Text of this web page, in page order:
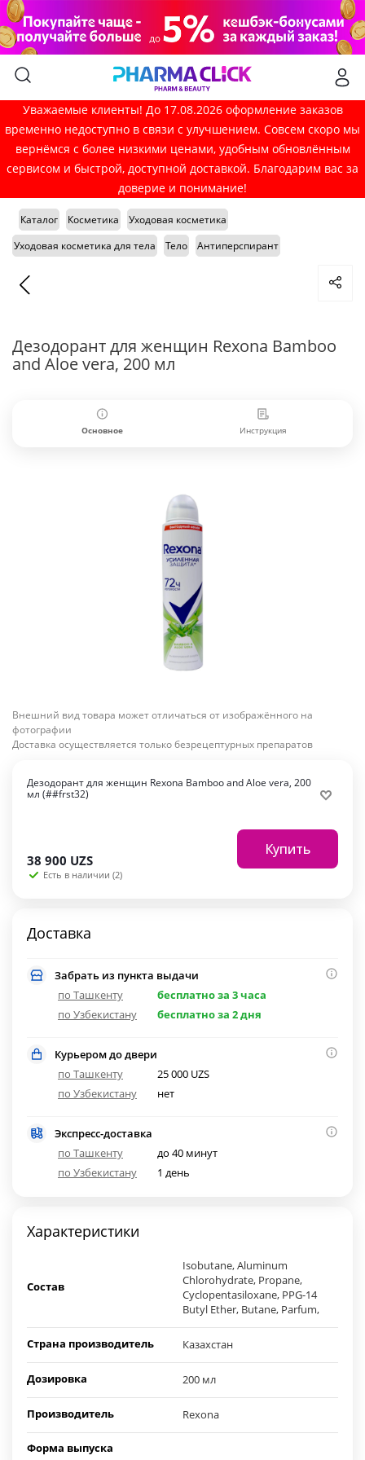
Уважаемые клиенты! До 17.08.2026 оформление заказов
временно недоступно в связи с улучшением. Совсем скоро мы
вернёмся с более низкими ценами, удобным обновлённым
сервисом и быстрой, доступной доставкой. Благодарим вас за
доверие и понимание!
Каталог Косметика
Уходовая косметика
Уходовая косметика для тела
Тело Антиперспирант
Дезодорант для женщин Rexona Bamboo
and Aloe vera, 200 мл
Основное Инструкция
Внешний вид товара может отличаться от изображённого на
фотографии
Доставка осуществляется только безрецептурных препаратов
Дезодорант для женщин Rexona Bamboo and Aloe vera, 200
мл (##frst32)
38 900 UZS
Есть в наличии (2)
Купить
Доставка
Забрать из пункта выдачи
по Ташкенту
бесплатно за 3 часа
по Узбекистану
бесплатно за 2 дня
Курьером до двери
по Ташкенту
25 000 UZS
по Узбекистану
нет
Экспресс-доставка
по Ташкенту
до 40 минут
по Узбекистану
1 день
Характеристики
Состав
Isobutane, Aluminum
Chlorohydrate, Propane,
Cyclopentasiloxane, PPG-14
Butyl Ether, Butane, Parfum,
Страна производитель Казахстан
Дозировка 200 мл
Производитель Rexona
Форма выпуска